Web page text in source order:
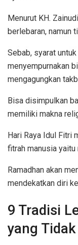
Menurut KH.
berlebaran, namun
Sebab, syarat
menyempurnakan
mengagungkan
Bisa disimpulkan
memiliki makna
Hari Raya Idul Fitri
fitrah manusia
Ramadhan akan
mendekatkan diri
9 Tradisi
yang